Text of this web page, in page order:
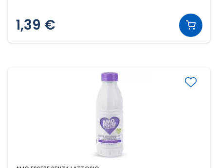
1,39 €